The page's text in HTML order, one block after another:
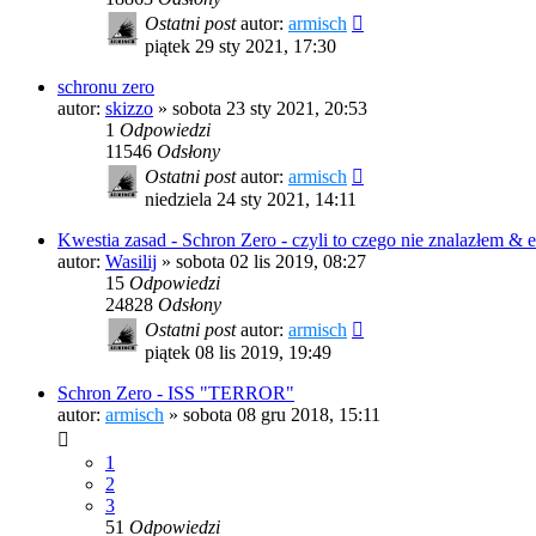
Ostatni postautor: armisch
piątek 29 sty 2021, 17:30
schronu zero
autor: skizzo » sobota 23 sty 2021, 20:53
1 Odpowiedzi
11546 Odsłony
Ostatni postautor: armisch
niedziela 24 sty 2021, 14:11
Kwestia zasad - Schron Zero - czyli to czego nie znalazłem &
autor: Wasilij » sobota 02 lis 2019, 08:27
15 Odpowiedzi
24828 Odsłony
Ostatni postautor: armisch
piątek 08 lis 2019, 19:49
Schron Zero - ISS "TERROR"
autor: armisch » sobota 08 gru 2018, 15:11
1
2
3
51 Odpowiedzi